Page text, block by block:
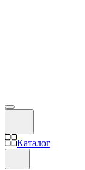
Каталог